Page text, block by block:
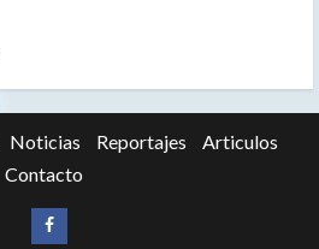
Noticias Reportajes
Articulos
Contacto
Siganos